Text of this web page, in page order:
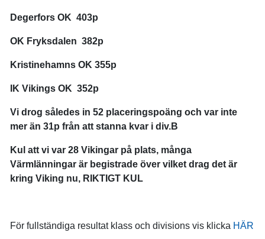
Degerfors OK 403p
OK Fryksdalen 382p
Kristinehamns OK 355p
IK Vikings OK 352p
Vi drog således in 52 placeringspoäng och var inte
mer än 31p från att stanna kvar i div.B
Kul att vi var 28 Vikingar på plats, många
Värmlänningar är begistrade över vilket drag det är
kring Viking nu, RIKTIGT KUL
För fullständiga resultat klass och divisions vis klicka HÄR